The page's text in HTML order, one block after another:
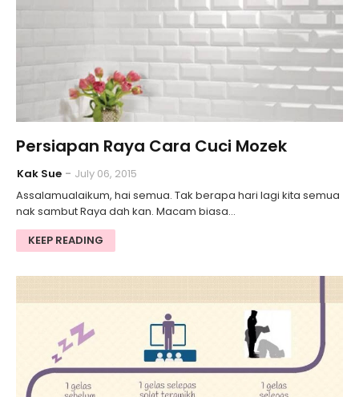
Persiapan Raya Cara Cuci Mozek
Kak Sue
July 06, 2015
Assalamualaikum, hai semua. Tak berapa hari lagi kita semua
nak sambut Raya dah kan. Macam biasa…
KEEP READING